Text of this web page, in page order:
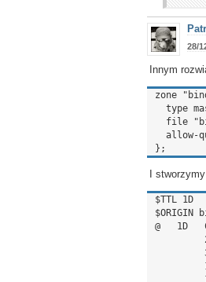
28/
Innym
zone
type
file
allow-
I
$TTL 1D
$ORIGIN
@   1D